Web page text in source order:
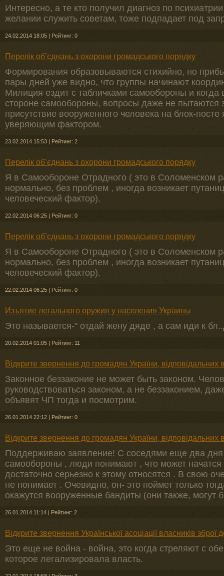
Интересно, а те кто получил диагноз по
желании служить советам, тоже подпадает под
24.02.2014 18:05 | Рейтинг: 0
Перелік об’єднань з охорони громадського порядку
Формирования образовываются стихийно, но
пары дней уже видно, что группы начинают
Милиция ездит с табличками самообороны и когда
стороне самообороны, вопросы даже не пытаются
присутствие вооруженного человека на блок-
уверяющим фактором.
23.02.2014 15:53 | Рейтинг: 2
Перелік об’єднань з охорони громадського порядку
Я в Самообороне Отрадного ( это в Соломенском
нормально, без проблем , иногда возникает
человеческий фактор).
22.02.2014 06:25 | Рейтинг: 0
Перелік об’єднань з охорони громадського порядку
Я в Самообороне Отрадного ( это в Соломенском
нормально, без проблем , иногда возникает
человеческий фактор).
22.02.2014 06:25 | Рейтинг: 0
Изъятие легального оружия у населения Украины
Это называется-" отдай жену дяде , а сам иди к
20.02.2014 01:05 | Рейтинг: 11
Відкрите звернення до громадян України, відповідальних
Законное беззаконие не может быть законом.
руководствоваться законом, а не беззаконием,
объявят ЧП тогда и посмотрим.
26.01.2014 22:12 | Рейтинг: 0
Відкрите звернення до громадян України, відповідальних
Поддерживаю заявление! С соседями еще два дня
самообороны , люди понимают , что может начатся
достаточно серьезно к этому относятся . В свою
не понимает . Очевидно, он- это поймет только
окажутся вооруженные бандиты (они также, могут
26.01.2014 11:14 | Рейтинг: 2
Відкрите звернення Української асоціації власників зброї
Это еще не война - война, это когда стреляют с
которое легализировала власть.